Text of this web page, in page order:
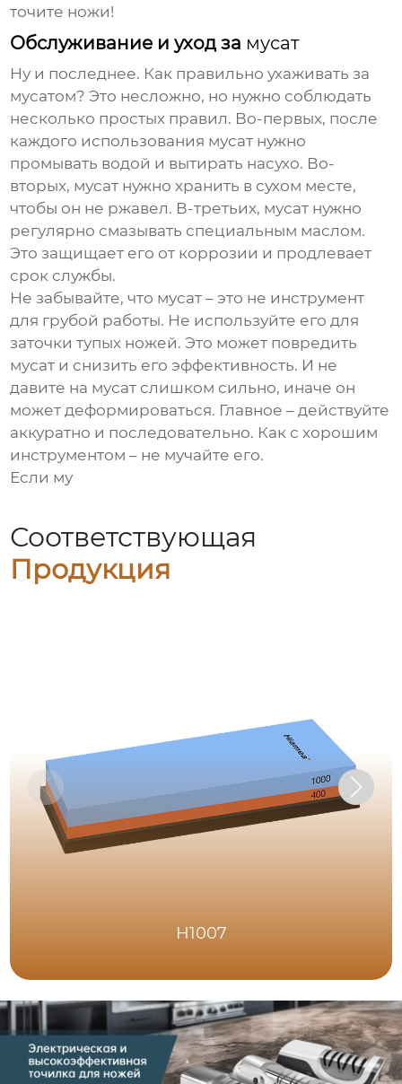
точите ножи!
Обслуживание и уход за мусат
Ну и последнее. Как правильно ухаживать за
мусатом? Это несложно, но нужно соблюдать
несколько простых правил. Во-первых, после
каждого использования мусат нужно
промывать водой и вытирать насухо. Во-
вторых, мусат нужно хранить в сухом месте,
чтобы он не ржавел. В-третьих, мусат нужно
регулярно смазывать специальным маслом.
Это защищает его от коррозии и продлевает
срок службы.
Не забывайте, что мусат – это не инструмент
для грубой работы. Не используйте его для
заточки тупых ножей. Это может повредить
мусат и снизить его эффективность. И не
давите на мусат слишком сильно, иначе он
может деформироваться. Главное – действуйте
аккуратно и последовательно. Как с хорошим
инструментом – не мучайте его.
Если му
Соответствующая
Продукция
H1007